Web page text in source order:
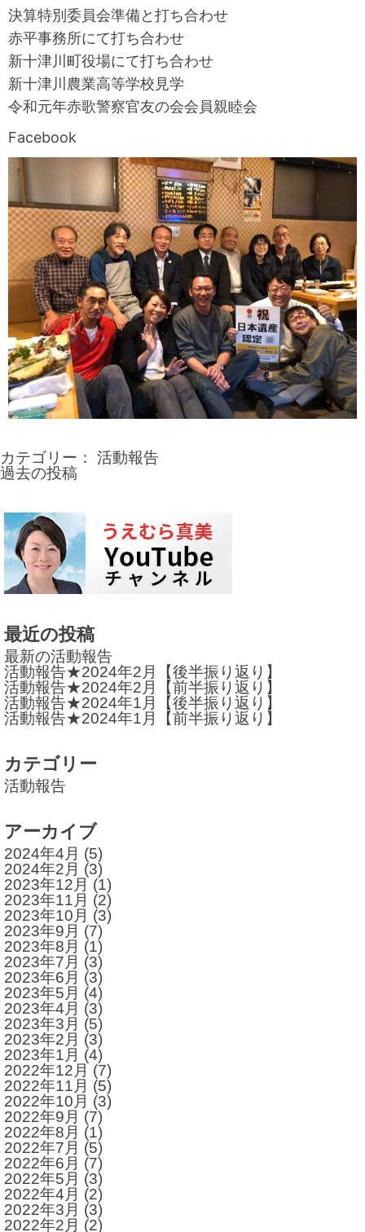
決算特別委員会準備と打ち合わせ
赤平事務所にて打ち合わせ
新十津川町役場にて打ち合わせ
新十津川農業高等学校見学
令和元年赤歌警察官友の会会員親睦会
Facebook
カテゴリー： 活動報告
投
稿
ナ
ビ
ゲ
ー
シ
ョ
ン
過去の投稿
最近の投稿
最新の活動報告
活動報告★2024年2月【後半振り返り】
活動報告★2024年2月【前半振り返り】
活動報告★2024年1月【後半振り返り】
活動報告★2024年1月【前半振り返り】
カテゴリー
活動報告
アーカイブ
2024年4月 (5)
2024年2月 (3)
2023年12月 (1)
2023年11月 (2)
2023年10月 (3)
2023年9月 (7)
2023年8月 (1)
2023年7月 (3)
2023年6月 (3)
2023年5月 (4)
2023年4月 (3)
2023年3月 (5)
2023年2月 (3)
2023年1月 (4)
2022年12月 (7)
2022年11月 (5)
2022年10月 (3)
2022年9月 (7)
2022年8月 (1)
2022年7月 (5)
2022年6月 (7)
2022年5月 (3)
2022年4月 (2)
2022年3月 (3)
2022年2月 (2)